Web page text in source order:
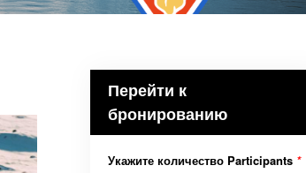
Перейти к
бронированию
Укажите количество Participants *